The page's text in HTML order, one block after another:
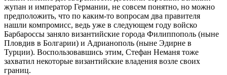
жупан и император Германии, не совсем понятно, но можно
предположить, что по каким-то вопросам два правителя
нашли компромисс, ведь уже в следующем году войско
Барбароссы заняло византийские города Филиппополь (ныне
Пловдив в Болгарии) и Адрианополь (ныне Эдирне в
Турции). Воспользовавшись этим, Стефан Неманя тоже
захватил некоторые византийские владения возле своих
границ.